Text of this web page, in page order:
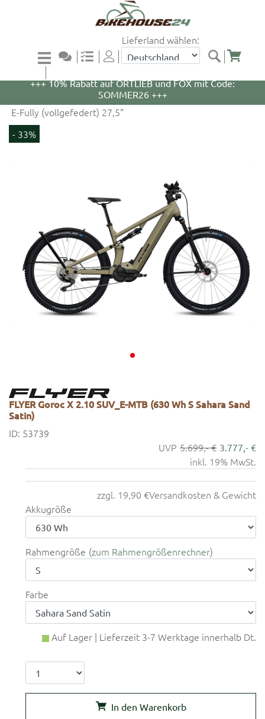
Lieferland wählen:
+++ 5% Rabatt auf WOOM Bikes und Zubehör mit
+++ 10% Rabatt auf ORTLIEB und FOX mit Code:
SOMMER26 +++
E-Fully (vollgefedert) 27,5"
- 33%
FLYER Goroc X 2.10 SUV_E-MTB (630 Wh S Sahara Sand
Satin)
ID: 53739
5.699,- € 3.777,- €
inkl. 19% MwSt.
zzgl. 19,90 €Versandkosten & Gewicht
Akkugröße
Rahmengröße zum Rahmengrößenrechner
Farbe
Auf Lager | Lieferzeit 3-7 Werktage innerhalb Dt.
In den Warenkorb